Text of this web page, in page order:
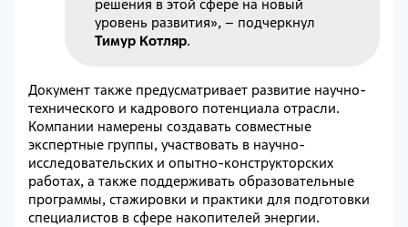
решения в этой сфере на новый
уровень развития», – подчеркнул
Тимур Котляр.
Документ также предусматривает развитие научно-
технического и кадрового потенциала отрасли.
Компании намерены создавать совместные
экспертные группы, участвовать в научно-
исследовательских и опытно-конструкторских
работах, а также поддерживать образовательные
программы, стажировки и практики для подготовки
специалистов в сфере накопителей энергии.